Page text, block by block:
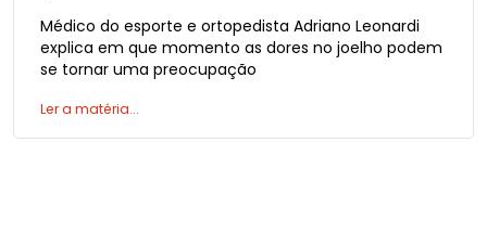
Médico do esporte e ortopedista Adriano Leonardi
explica em que momento as dores no joelho podem
se tornar uma preocupação
Ler a matéria...